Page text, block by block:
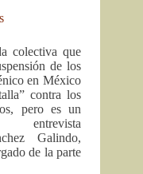
colectiva que
de los
en México
contra los
pero es un
Galindo,
de la parte